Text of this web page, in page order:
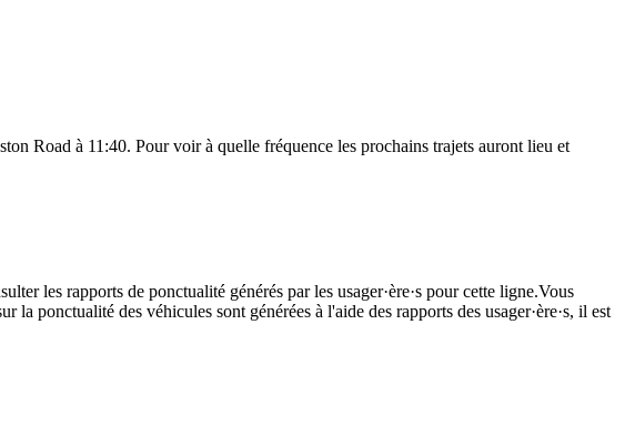
Road à 11:40. Pour voir à quelle fréquence les prochains trajets auront lieu et
les rapports de ponctualité générés par les usager·ère·s pour cette ligne.Vous
ponctualité des véhicules sont générées à l'aide des rapports des usager·ère·s, il est